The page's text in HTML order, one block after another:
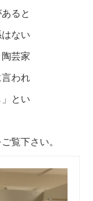
ると
ない
陶芸家
われ
とい
覧下さい。